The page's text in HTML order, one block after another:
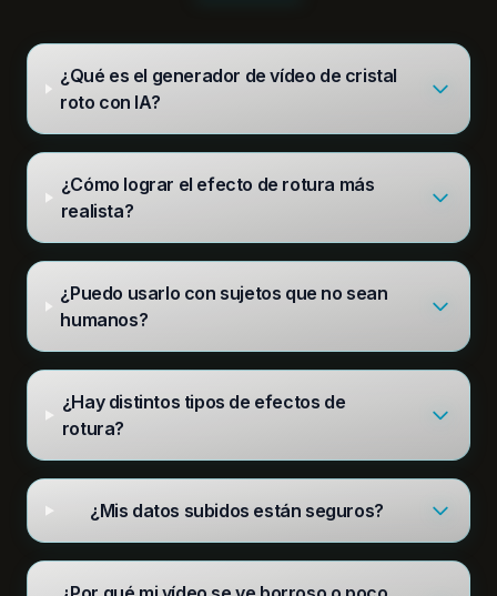
¿Qué es el generador de vídeo de cristal
roto con IA?
¿Cómo lograr el efecto de rotura más
realista?
¿Puedo usarlo con sujetos que no sean
humanos?
¿Hay distintos tipos de efectos de
rotura?
¿Mis datos subidos están seguros?